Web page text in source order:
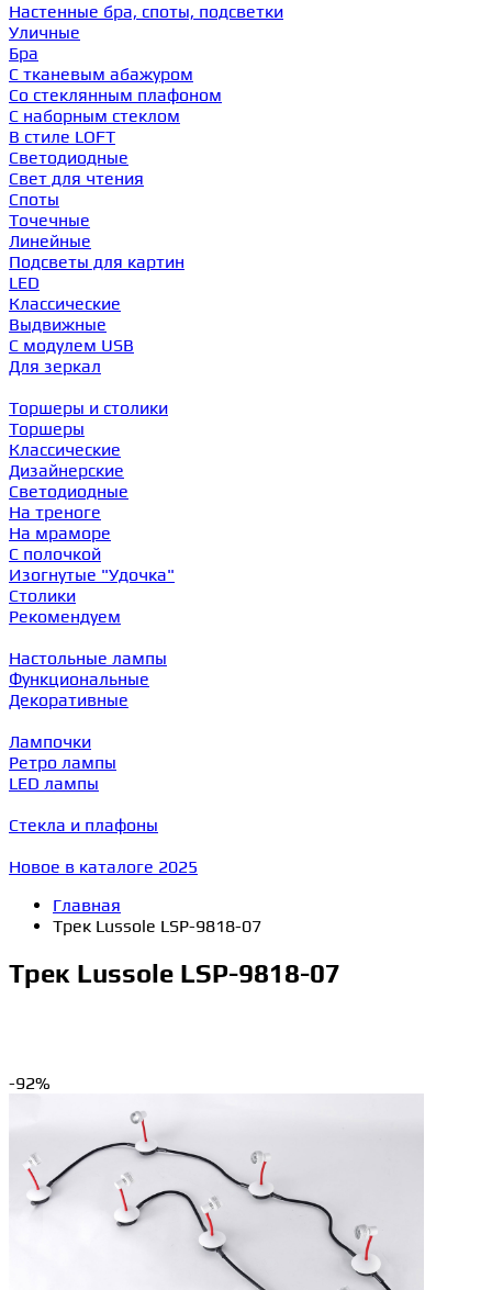
Настенные бра, споты, подсветки
Уличные
Бра
С тканевым абажуром
Со стеклянным плафоном
С наборным стеклом
В стиле LOFT
Светодиодные
Свет для чтения
Споты
Точечные
Линейные
Подсветы для картин
LED
Классические
Выдвижные
С модулем USB
Для зеркал
Торшеры и столики
Торшеры
Классические
Дизайнерские
Светодиодные
На треноге
На мраморе
С полочкой
Изогнутые "Удочка"
Столики
Рекомендуем
Настольные лампы
Функциональные
Декоративные
Лампочки
Ретро лампы
LED лампы
Стекла и плафоны
Новое в каталоге 2025
Главная
Трек Lussole LSP-9818-07
Трек Lussole LSP-9818-07
-92%